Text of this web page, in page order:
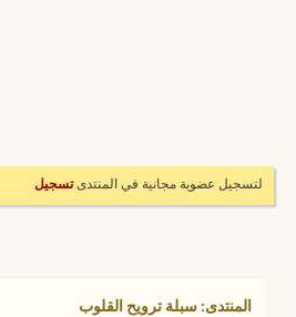
لتسجيل عضوية مجانية في المنتدىتسجيل
المنتدى: سبلة ترويح القلوب